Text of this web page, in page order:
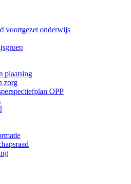
voortgezet onderwijs
plaatsing
zorg
OPP